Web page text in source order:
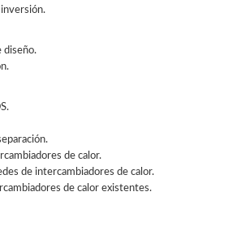
diseño.
de calor.
de intercambiadores de calor.
de calor existentes.